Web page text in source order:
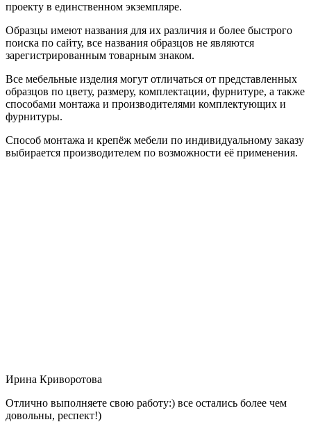
проекту в единственном экземпляре.
Образцы имеют названия для их различия и более быстрого
поиска по сайту, все названия образцов не являются
зарегистрированным товарным знаком.
Все мебельные изделия могут отличаться от представленных
образцов по цвету, размеру, комплектации, фурнитуре, а также
способами монтажа и производителями комплектующих и
фурнитуры.
Способ монтажа и крепёж мебели по индивидуальному заказу
выбирается производителем по возможности её применения.
Ирина Криворотова
Отлично выполняете свою работу:) все остались более чем
довольны, респект!)